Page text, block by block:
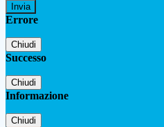
Errore
Chiudi
Successo
Chiudi
Informazione
Chiudi